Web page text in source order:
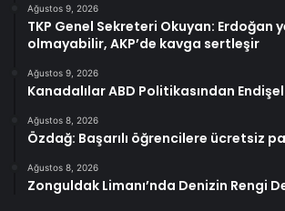
Ağustos 9, 2026
TKP Genel Sekreteri Okuyan: Erdoğan
olmayabilir, AKP’de kavga sertleşir
Ağustos 9, 2026
Kanadalılar ABD Politikasından
Ağustos 8, 2026
Özdağ: Başarılı öğrencilere ücretsiz
Ağustos 8, 2026
Zonguldak Limanı’nda Denizin Rengi